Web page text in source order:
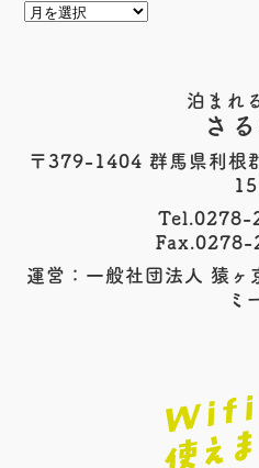
泊まれ
さ
〒379-1404 群馬県利根
15
Tel.0278-
運営：一般社団法人 猿ヶ
ミ